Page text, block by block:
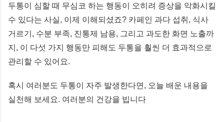
두통이 심할 때 무심코 하는 행동이 오히려 증상을 악화시킬
수 있다는 사실, 이제 이해되셨죠? 카페인 과다 섭취, 식사
거르기, 수분 부족, 진통제 남용, 그리고 과도한 화면 노출까
지, 이 다섯 가지 행동만 피해도 두통을 훨씬 더 효과적으로
관리할 수 있어요.
혹시 여러분도 두통이 자주 발생한다면, 오늘 배운 내용을
실천해 보세요. 여러분의 건강을 빕니다